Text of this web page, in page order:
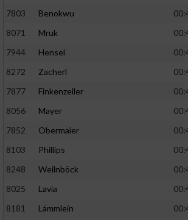
7803
Benokwu
8071
Mruk
7944
Hensel
8272
Zacherl
7877
Finkenzeller
8056
Mayer
7852
Obermaier
8103
Phillips
8248
Weilnböck
8025
Lavia
8181
Lämmlein